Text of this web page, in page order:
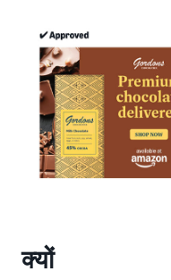
क्यों